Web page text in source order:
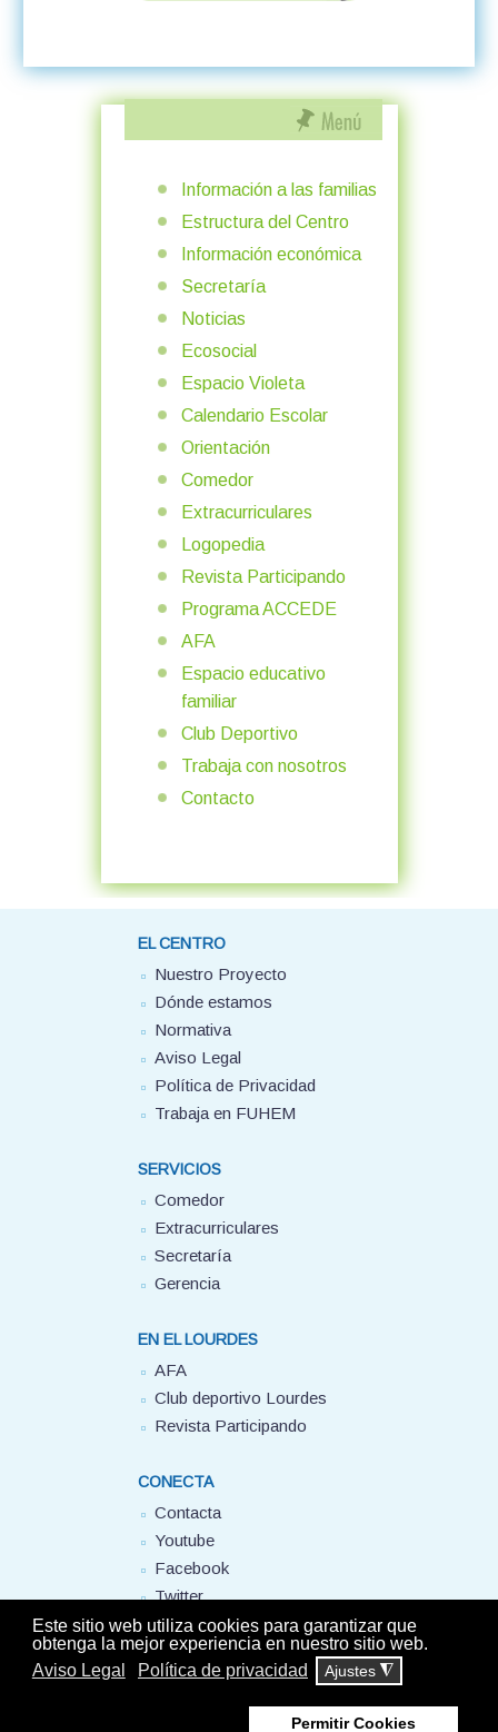
Este sitio web utiliza cookies para garantizar que
obtenga la mejor experiencia en nuestro sitio web.
Aviso Legal
Política de privacidad Ajustes ◮
Permitir Cookies
Información a las familias
Estructura del Centro
Información económica
Secretaría
Noticias
Ecosocial
Espacio Violeta
Calendario Escolar
Orientación
Comedor
Extracurriculares
Logopedia
Revista Participando
Programa ACCEDE
AFA
Espacio educativo
familiar
Club Deportivo
Trabaja con nosotros
Contacto
EL CENTRO
Nuestro Proyecto
Dónde estamos
Normativa
Aviso Legal
Política de Privacidad
Trabaja en FUHEM
SERVICIOS
Comedor
Extracurriculares
Secretaría
Gerencia
EN EL LOURDES
AFA
Club deportivo Lourdes
Revista Participando
CONECTA
Contacta
Youtube
Facebook
Twitter
FUHEM
Política de privacidad